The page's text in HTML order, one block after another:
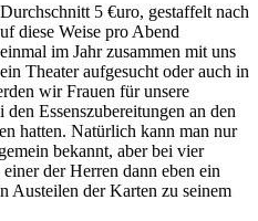
5 €uro, gestaffelt nach
diese Weise pro Abend
im Jahr zusammen mit uns
Theater aufgesucht oder auch in
wir Frauen für unsere
Essenszubereitungen an den
hatten. Natürlich kann man nur
bekannt, aber bei vier
der Herren dann eben ein
Austeilen der Karten zu seinem